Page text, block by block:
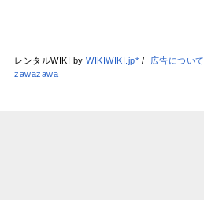
レンタルWIKI byWIKIWIKI.jp* / 広告について
zawazawa